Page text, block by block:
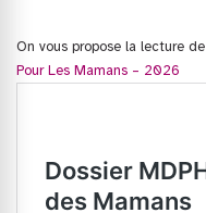
On vous propose la lecture de
Pour Les Mamans – 2026